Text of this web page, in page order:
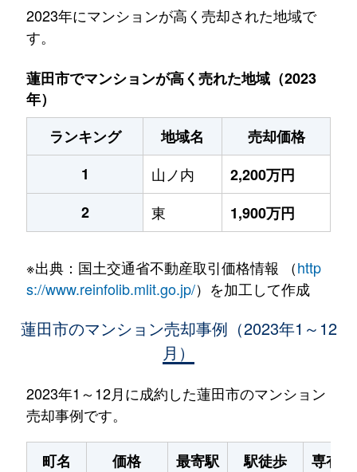
2023年にマンションが高く売却された地域で
す。
蓮田市でマンションが高く売れた地域（2023
年）
ランキング
地域名
売却価格
1
山ノ内
2,200万円
2
東 1,900万円
※出典：国土交通省不動産取引価格情報 （http
s://www.reinfolib.mlit.go.jp/）を加工して作成
蓮田市のマンション売却事例（2023年1～12
月）
2023年1～12月に成約した蓮田市のマンション
売却事例です。
町名 価格 最寄駅 駅徒歩
専有